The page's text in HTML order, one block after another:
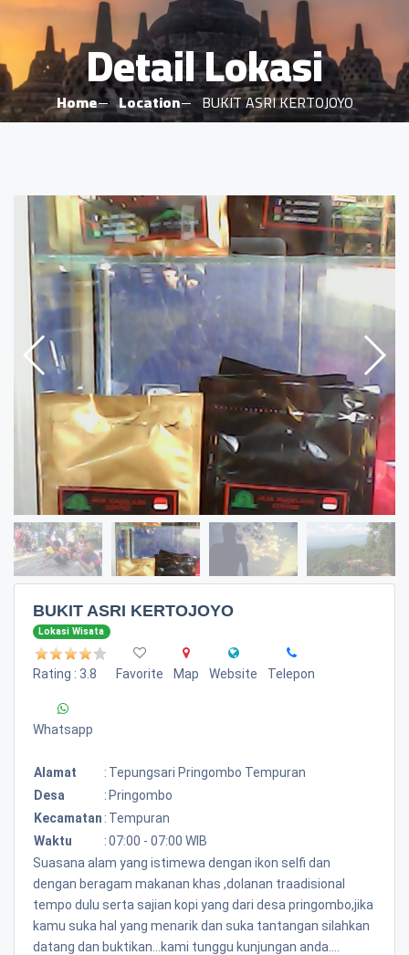
Detail Lokasi
Home Location BUKIT ASRI KERTOJOYO
BUKIT ASRI KERTOJOYO
Lokasi Wisata
Rating : 3.8 Favorite Map Website Telepon
Whatsapp
Alamat : Tepungsari Pringombo Tempuran
Desa
: Pringombo
Kecamatan : Tempuran
Waktu
:07:00 - 07:00 WIB
Suasana alam yang istimewa dengan ikon selfi dan
dengan beragam makanan khas ,dolanan traadisional
tempo dulu serta sajian kopi yang dari desa pringombo,jika
kamu suka hal yang menarik dan suka tantangan silahkan
datang dan buktikan...kami tunggu kunjungan anda....